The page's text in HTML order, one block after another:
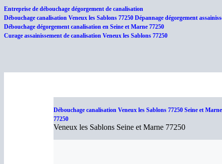
Entreprise de débouchage dégorgement de canalisation
Débouchage canalisation Veneux les Sablons 77250 Dépannage dégorgement
Débouchage dégorgement canalisation en Seine et Marne 77250
Curage assainissement de canalisation Veneux les Sablons 77250
Débouchage canalisation Veneux les Sablons 77250 Seine et
77250
Veneux les Sablons Seine et Marne 77250